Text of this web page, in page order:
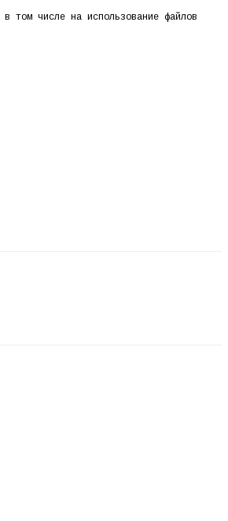
том числе на использование файлов